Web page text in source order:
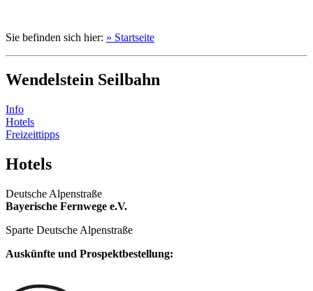
Sie befinden sich hier: » Startseite
Wendelstein Seilbahn
Info
Hotels
Freizeittipps
Hotels
Deutsche Alpenstraße
Bayerische Fernwege e.V.
Sparte Deutsche Alpenstraße
Auskünfte und Prospektbestellung: